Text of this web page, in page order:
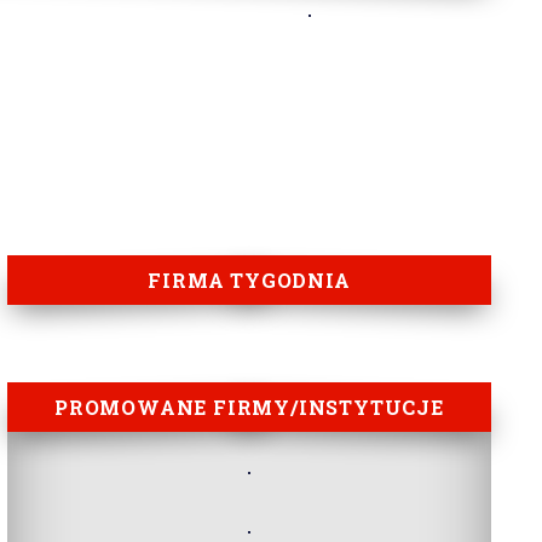
FIRMA TYGODNIA
PROMOWANE FIRMY/INSTYTUCJE